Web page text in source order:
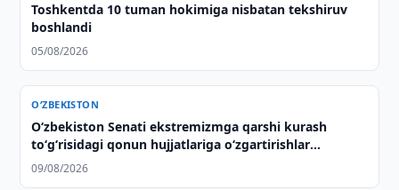
Toshkentda 10 tuman hokimiga nisbatan tekshiruv
boshlandi
05/08/2026
O‘ZBEKISTON
Oʻzbekiston Senati ekstremizmga qarshi kurash
toʻgʻrisidagi qonun hujjatlariga oʻzgartirishlar
kiritishni maʼqulladi
09/08/2026